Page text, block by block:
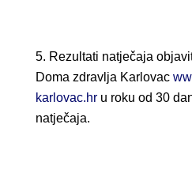
Rezultati natječaja
Doma zdravlja Karlovac
karlovac.hru roku od 30
natječaja.